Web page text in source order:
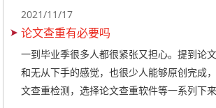
2021/11/17
论文查重有必要吗
一到毕业季很多人都很紧张又担心。提到论
和无从下手的感觉，也很少人能够原创完成
文查重检测，选择论文查重软件等一系列下